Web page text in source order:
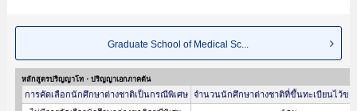
Graduate School of Medical Sc...
หลักสูตรปริญญาโท・ปริญญาเอกภาคต้น
การคัดเลือกนักศึกษาต่างชาติเป็นกรณีพิเศษ จำนวนนักศึกษาต่างชาติที่ขึ้นทะเบียนไว้ขอ